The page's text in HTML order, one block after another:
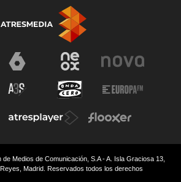
Medios de Comunicación, S.A - A. Isla Graciosa 13,
Madrid. Reservados todos los derechos